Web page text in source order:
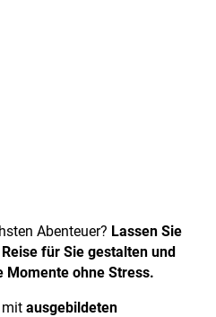
Abenteuer? Lassen Sie
für Sie gestalten und
Momente ohne Stress.
mitausgebildeten